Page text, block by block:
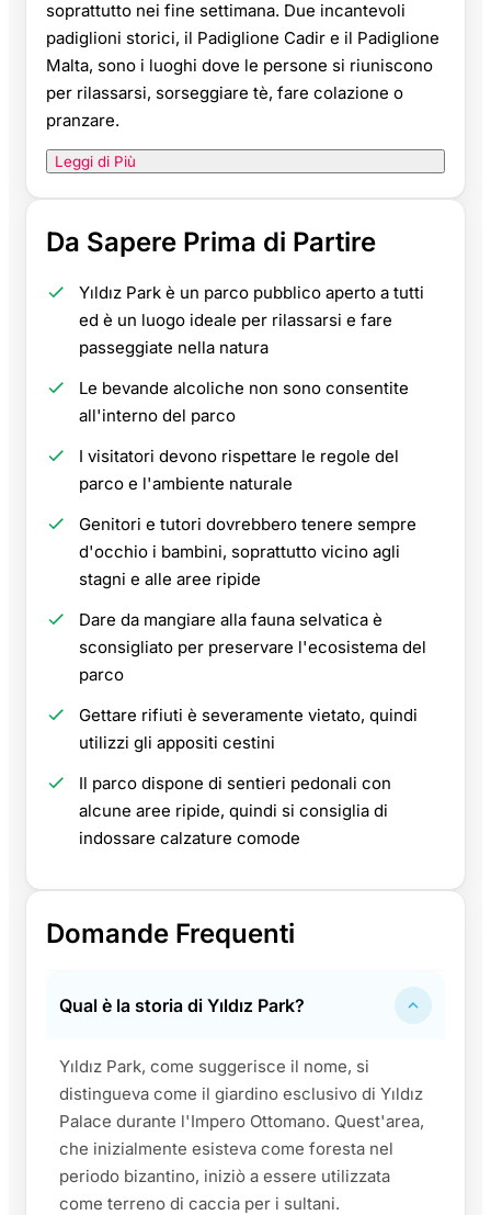
soprattutto nei fine settimana. Due incantevoli
padiglioni storici, il Padiglione Cadir e il Padiglione
Malta, sono i luoghi dove le persone si riuniscono
per rilassarsi, sorseggiare tè, fare colazione o
pranzare.
Leggi di Più
Da Sapere Prima di Partire
Yıldız Park è un parco pubblico aperto a tutti
ed è un luogo ideale per rilassarsi e fare
passeggiate nella natura
Le bevande alcoliche non sono consentite
all'interno del parco
I visitatori devono rispettare le regole del
parco e l'ambiente naturale
Genitori e tutori dovrebbero tenere sempre
d'occhio i bambini, soprattutto vicino agli
stagni e alle aree ripide
Dare da mangiare alla fauna selvatica è
sconsigliato per preservare l'ecosistema del
parco
Gettare rifiuti è severamente vietato, quindi
utilizzi gli appositi cestini
Il parco dispone di sentieri pedonali con
alcune aree ripide, quindi si consiglia di
indossare calzature comode
Domande Frequenti
Qual è la storia di Yıldız Park?
Yıldız Park, come suggerisce il nome, si
distingueva come il giardino esclusivo di Yıldız
Palace durante l'Impero Ottomano. Quest'area,
che inizialmente esisteva come foresta nel
periodo bizantino, iniziò a essere utilizzata
come terreno di caccia per i sultani.